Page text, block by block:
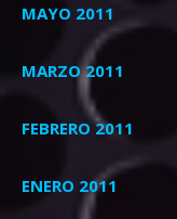
MAYO 2011
MARZO 2011
FEBRERO 2011
ENERO 2011